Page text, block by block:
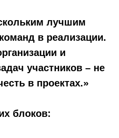
лучшим
в реализации.
и
участников – не
в проектах.»
блоков: